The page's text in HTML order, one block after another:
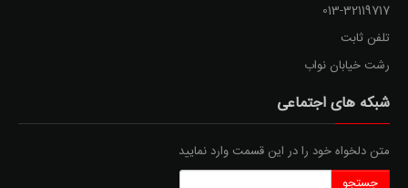
013-32119717
تلفن ثابت
رشت خیابان نواب
شبکه های اجتماعی
متن دلخواه خود را در این قسمت وارد نمایید
جستجو